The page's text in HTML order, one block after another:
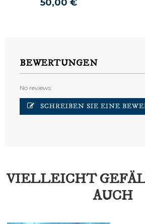
50,00 €
BEWERTUNGEN
No reviews
SCHREIBEN SIE EINE
VIELLEICHT
AUCH